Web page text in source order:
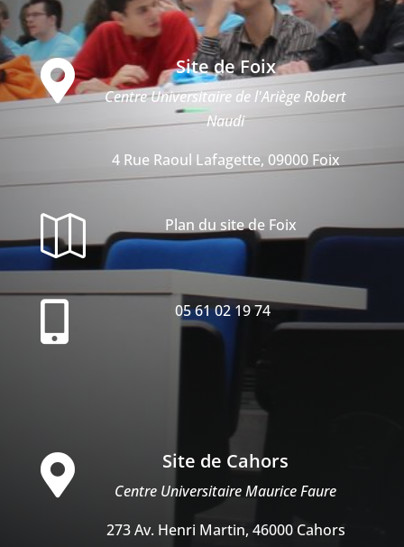
 Site de Foix
Centre Universitaire de l'Ariège Robert
Naudi
4 Rue Raoul Lafagette, 09000 Foix
 Plan du site de Foix
 05 61 02 19 74
 Site de Cahors
Centre Universitaire Maurice Faure
273 Av. Henri Martin, 46000 Cahors